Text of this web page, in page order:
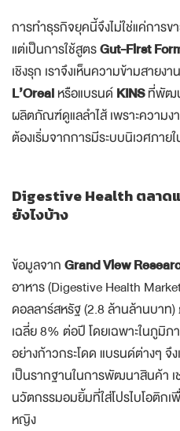
การทำธุรกิจยุคนี้จึงไม่ใช่แค่การ
แต่เป็นการใช้สูตรGut-First
เชิงรุก เราจึงเห็นความข้ามสายง
L’Orealหรือแบรนด์KINSที่พัฒ
ผลิตภัณฑ์ดูแลลำไส้ เพราะความ
ต้องเริ่มจากการมีระบบนิเวศภาย
Digestive Health ตลาด
ยังไงบ้าง
ข้อมูลจากGrand View
อาหาร (Digestive Health
ดอลลาร์สหรัฐ (2.8 ล้านล้านบาท)
เฉลี่ย 8% ต่อปี โดยเฉพาะในภูมิภ
อย่างก้าวกระโดด แบรนด์ต่างๆ จึง
เป็นรากฐานในการพัฒนาสินค้า เ
นวัตกรรมอมยิ้มที่ใส่โปรไบโอติก
หญิง